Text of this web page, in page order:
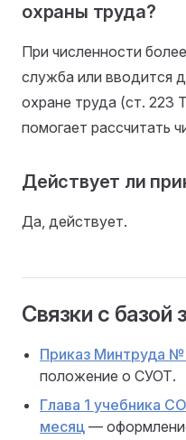
охраны труда?
При численности
служба или вводится
охране труда (ст.
помогает рассчитать
Действует ли
Да, действует.
Связки с базой
Приказ Минтруда №
положение о СУОТ.
Глава 1 учебника
месяц —